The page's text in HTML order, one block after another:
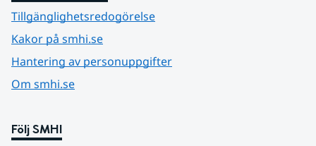
Tillgänglighetsredogörelse
Kakor på smhi.se
Hantering av personuppgifter
Om smhi.se
Följ SMHI